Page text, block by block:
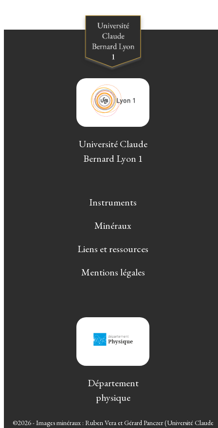
Université Claude
Bernard Lyon 1
Instruments
Minéraux
Liens et ressources
Mentions légales
Département
physique
©2026 - Images minéraux : Ruben Vera et Gérard Panczer (Université Claude